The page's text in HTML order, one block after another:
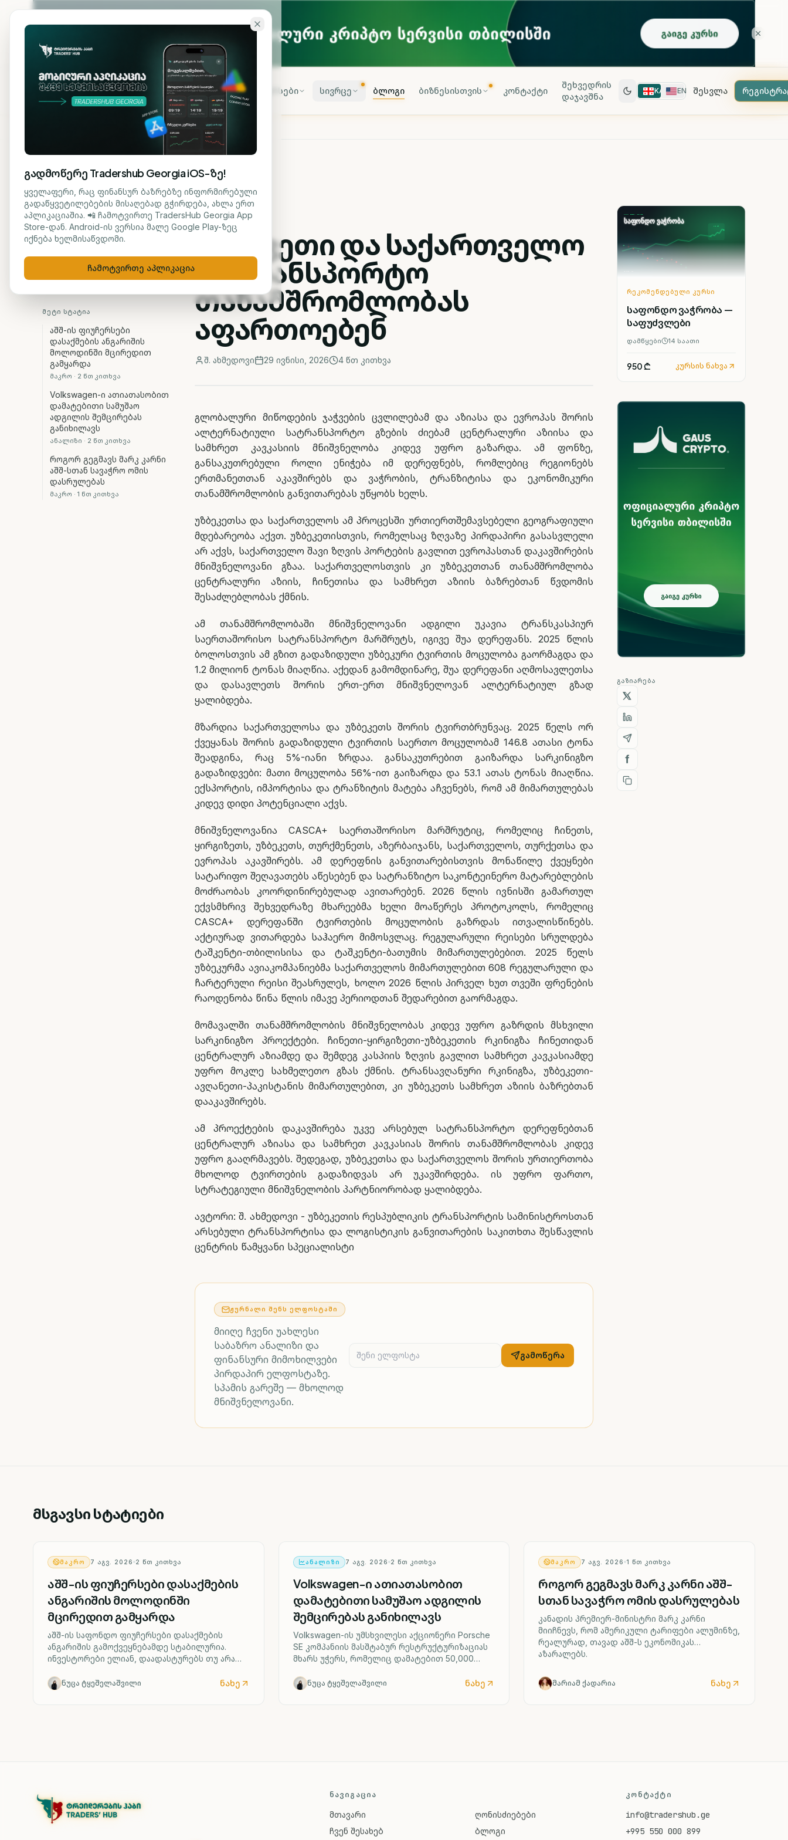
გადადი ძირითად შინაარსზე
მთავარი
ჩვენ
შესახებ
კურსები სივრცე ბლოგი ბიზნესისთვის კონტაქტი
შეხვედრის
დაჯავშნა
KA EN შესვლა
ბლოგზე დაბრუნება
შ. ახმედოვი
ᲟᲣᲠᲜᲐᲚᲘᲡᲢᲘ
ᲛᲔᲢᲘ ᲡᲢᲐᲢᲘᲐ
აშშ-ის ფიუჩერსები
დასაქმების ანგარიშის
მოლოდინში მცირედით
გამყარდა
მაკრო · 2 წთ კითხვა
Volkswagen-ი ათიათასობით
დამატებითი სამუშაო
ადგილის შემცირებას
განიხილავს
ანალიზი · 2 წთ კითხვა
როგორ გეგმავს მარკ კარნი
აშშ-სთან სავაჭრო ომის
დასრულებას
მაკრო · 1 წთ კითხვა
ᲒᲐᲜᲐᲗᲚᲔᲑᲐ
უზბეკეთი და საქართველო
სატრანსპორტო
თანამშრომლობას
აფართოებენ
შ. ახმედოვი 29 ივნისი, 2026 4 წთ კითხვა
გლობალური მიწოდების ჯაჭვების ცვლილებამ და აზიასა და ევროპას შორის
ალტერნატიული სატრანსპორტო გზების ძიებამ ცენტრალური აზიისა და
სამხრეთ კავკასიის მნიშვნელობა კიდევ უფრო გაზარდა. ამ ფონზე,
განსაკუთრებული როლი ენიჭება იმ დერეფნებს, რომლებიც რეგიონებს
ერთმანეთთან აკავშირებს და ვაჭრობის, ტრანზიტისა და ეკონომიკური
თანამშრომლობის განვითარებას უწყობს ხელს.
უზბეკეთსა და საქართველოს ამ პროცესში ურთიერთშემავსებელი გეოგრაფიული
მდებარეობა აქვთ. უზბეკეთისთვის, რომელსაც ზღვაზე პირდაპირი გასასვლელი
არ აქვს, საქართველო შავი ზღვის პორტების გავლით ევროპასთან დაკავშირების
მნიშვნელოვანი გზაა. საქართველოსთვის კი უზბეკეთთან თანამშრომლობა
ცენტრალური აზიის, ჩინეთისა და სამხრეთ აზიის ბაზრებთან წვდომის
შესაძლებლობას ქმნის.
ამ თანამშრომლობაში მნიშვნელოვანი ადგილი უკავია ტრანსკასპიურ
საერთაშორისო სატრანსპორტო მარშრუტს, იგივე შუა დერეფანს. 2025 წლის
ბოლოსთვის ამ გზით გადაზიდული უზბეკური ტვირთის მოცულობა გაორმაგდა და
1.2 მილიონ ტონას მიაღწია. აქედან გამომდინარე, შუა დერეფანი აღმოსავლეთსა
და დასავლეთს შორის ერთ-ერთ მნიშვნელოვან ალტერნატიულ გზად
ყალიბდება.
მზარდია საქართველოსა და უზბეკეთს შორის ტვირთბრუნვაც. 2025 წელს ორ
ქვეყანას შორის გადაზიდული ტვირთის საერთო მოცულობამ 146.8 ათასი ტონა
შეადგინა, რაც 5%-იანი ზრდაა. განსაკუთრებით გაიზარდა სარკინიგზო
გადაზიდვები: მათი მოცულობა 56%-ით გაიზარდა და 53.1 ათას ტონას მიაღწია.
ექსპორტის, იმპორტისა და ტრანზიტის მატება აჩვენებს, რომ ამ მიმართულებას
კიდევ დიდი პოტენციალი აქვს.
მნიშვნელოვანია CASCA+ საერთაშორისო მარშრუტიც, რომელიც ჩინეთს,
ყირგიზეთს, უზბეკეთს, თურქმენეთს, აზერბაიჯანს, საქართველოს, თურქეთსა და
ევროპას აკავშირებს. ამ დერეფნის განვითარებისთვის მონაწილე ქვეყნები
სატარიფო შეღავათებს აწესებენ და სატრანზიტო საკონტეინერო მატარებლების
მოძრაობას კოორდინირებულად ავითარებენ. 2026 წლის ივნისში გამართულ
ექვსმხრივ შეხვედრაზე მხარეებმა ხელი მოაწერეს პროტოკოლს, რომელიც
CASCA+ დერეფანში ტვირთების მოცულობის გაზრდას ითვალისწინებს.
აქტიურად ვითარდება საჰაერო მიმოსვლაც. რეგულარული რეისები სრულდება
ტაშკენტი-თბილისისა და ტაშკენტი-ბათუმის მიმართულებებით. 2025 წელს
უზბეკურმა ავიაკომპანიებმა საქართველოს მიმართულებით 608 რეგულარული და
ჩარტერული რეისი შეასრულეს, ხოლო 2026 წლის პირველ ხუთ თვეში ფრენების
რაოდენობა წინა წლის იმავე პერიოდთან შედარებით გაორმაგდა.
მომავალში თანამშრომლობის მნიშვნელობას კიდევ უფრო გაზრდის მსხვილი
სარკინიგზო პროექტები. ჩინეთი-ყირგიზეთი-უზბეკეთის რკინიგზა ჩინეთიდან
ცენტრალურ აზიამდე და შემდეგ კასპიის ზღვის გავლით სამხრეთ კავკასიამდე
უფრო მოკლე სახმელეთო გზას ქმნის. ტრანსავღანური რკინიგზა, უზბეკეთი-
ავღანეთი-პაკისტანის მიმართულებით, კი უზბეკეთს სამხრეთ აზიის ბაზრებთან
დააკავშირებს.
ამ პროექტების დაკავშირება უკვე არსებულ სატრანსპორტო დერეფნებთან
ცენტრალურ აზიასა და სამხრეთ კავკასიას შორის თანამშრომლობას კიდევ
უფრო გააღრმავებს. შედეგად, უზბეკეთსა და საქართველოს შორის ურთიერთობა
მხოლოდ ტვირთების გადაზიდვას არ უკავშირდება. ის უფრო ფართო,
სტრატეგიული მნიშვნელობის პარტნიორობად ყალიბდება.
ავტორი: შ. ახმედოვი - უზბეკეთის რესპუბლიკის ტრანსპორტის სამინისტროსთან
არსებული ტრანსპორტისა და ლოგისტიკის განვითარების საკითხთა შესწავლის
ცენტრის წამყვანი სპეციალისტი
ᲟᲣᲠᲜᲐᲚᲘ ᲨᲔᲜᲡ ᲔᲚᲤᲝᲡᲢᲐᲨᲘ
მიიღე ჩვენი უახლესი
საბაზრო ანალიზი და
ფინანსური მიმოხილვები
პირდაპირ ელფოსტაზე.
სპამის გარეშე — მხოლოდ
მნიშვნელოვანი.
გამოწერა
ᲠᲔᲙᲝᲛᲔᲜᲓᲔᲑᲣᲚᲘ ᲙᲣᲠᲡᲘ
საფონდო ვაჭრობა —
საფუძვლები
დამწყები 14 საათი
950 ₾ კურსის ნახვა
ᲒᲐᲖᲘᲐᲠᲔᲑᲐ
მსგავსი სტატიები
ᲛᲐᲙᲠᲝ 7 ᲐᲒᲕ. 2026 2 ᲬᲗ ᲙᲘᲗᲮᲕᲐ
აშშ-ის ფიუჩერსები დასაქმების
ანგარიშის მოლოდინში
მცირედით გამყარდა
აშშ-ის საფონდო ფიუჩერსები დასაქმების
ანგარიშის გამოქვეყნებამდე სტაბილურია.
ინვესტორები ელიან, დაადასტურებს თუ არა
რეზერვის მიერ საპროცენტო განაკვეთის
შესაძლო ზრდის სცენარს უკვე სექტემბრიდან.
ნუცა ტყეშელაშვილი ნახე
ᲐᲜᲐᲚᲘᲖᲘ 7 ᲐᲒᲕ. 2026 2 ᲬᲗ ᲙᲘᲗᲮᲕᲐ
Volkswagen-ი ათიათასობით
დამატებითი სამუშაო ადგილის
შემცირებას განიხილავს
Volkswagen-ის უმსხვილესი აქციონერი Porsche
SE კომპანიის მასშტაბურ რესტრუქტურიზაციას
მხარს უჭერს, რომელიც დამატებით 50,000
გერმანული ქარხნის შესაძლო დახურვას
ითვალისწინებს.
ნუცა ტყეშელაშვილი ნახე
ᲛᲐᲙᲠᲝ 7 ᲐᲒᲕ. 2026 1 ᲬᲗ ᲙᲘᲗᲮᲕᲐ
როგორ გეგმავს მარკ კარნი აშშ-
სთან სავაჭრო ომის დასრულებას
კანადის პრემიერ-მინისტრი მარკ კარნი
მიიჩნევს, რომ ამერიკული ტარიფები ალუმინზე,
რეალურად, თავად აშშ-ს ეკონომიკას
აზარალებს.
მარიამ ქადარია ნახე
ᲜᲐᲕᲘᲒᲐᲪᲘᲐ
მთავარი
ჩვენ შესახებ
ღონისძიებები
ბლოგი
ᲙᲝᲜᲢᲐᲥᲢᲘ
info@tradershub.ge
+995 550 000 899
გადმოწერე Tradershub Georgia iOS-ზე!
ყველაფერი, რაც ფინანსურ ბაზრებზე ინფორმირებული
გადაწყვეტილებების მისაღებად გჭირდება, ახლა ერთ
აპლიკაციაშია. 📲 ჩამოტვირთე TradersHub Georgia App
Store-დან. Android-ის ვერსია მალე Google Play-ზეც
იქნება ხელმისაწვდომი.
ჩამოტვირთე აპლიკაცია